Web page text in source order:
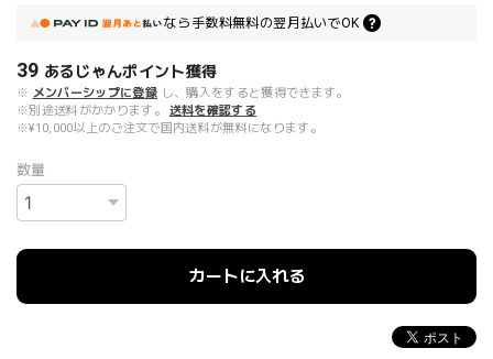
なら 手数料無料の翌月払いでOK
39 あるじゃんポイント獲得
※ メンバーシップに登録 し、購入をすると獲得できます。
※別途送料がかかります。
送料を確認する
※¥10,000以上のご注文で国内送料が無料になります。
数量
カートに入れる